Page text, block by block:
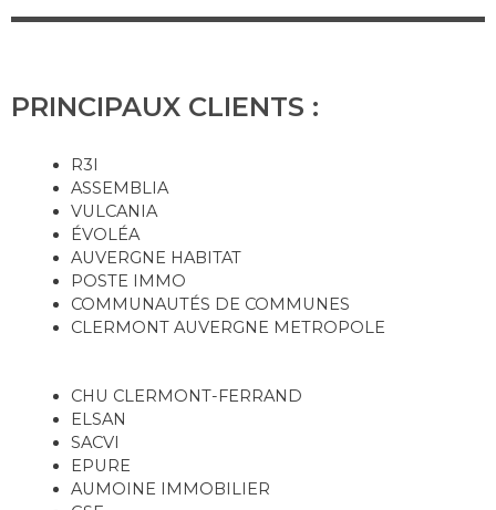
PRINCIPAUX CLIENTS :
R3I
ASSEMBLIA
VULCANIA
ÉVOLÉA
AUVERGNE HABITAT
POSTE IMMO
COMMUNAUTÉS DE COMMUNES
CLERMONT AUVERGNE METROPOLE
CHU CLERMONT-FERRAND
ELSAN
SACVI
EPURE
AUMOINE IMMOBILIER